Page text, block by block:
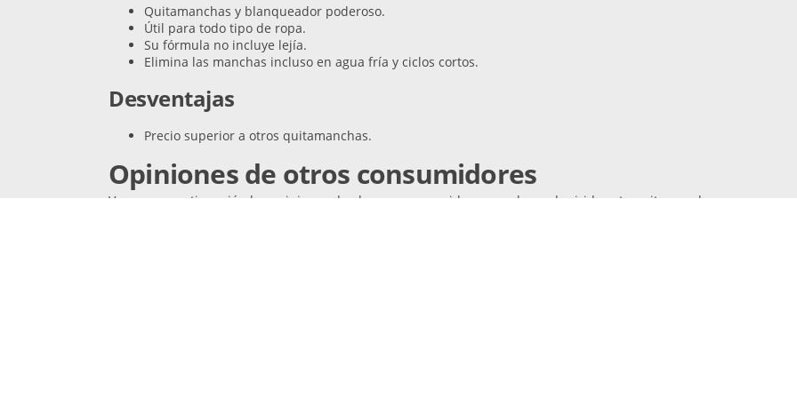
Quitamanchas y blanqueador poderoso.
Útil para todo tipo de ropa.
Su fórmula no incluye lejía.
Elimina las manchas incluso en agua fría y ciclos cortos.
Desventajas
Precio superior a otros quitamanchas.
Opiniones de otros consumidores
Veamos a continuación las opiniones de algunos consumidores que han adquirido este quitamanchas: